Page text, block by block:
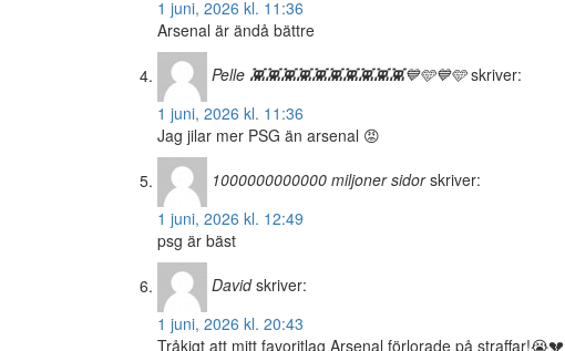
1 juni, 2026 kl. 11:36
Arsenal är ändå bättre
Pelle 👾👾👾👾👾👾👾👾👾👾💙🩵💙🩵 skriver:
1 juni, 2026 kl. 11:36
Jag jilar mer PSG än arsenal 😡
1000000000000 miljoner sidor skriver:
1 juni, 2026 kl. 12:49
psg är bäst
David skriver:
1 juni, 2026 kl. 20:43
Tråkigt att mitt favoritlag Arsenal förlorade på straffar!😭💔